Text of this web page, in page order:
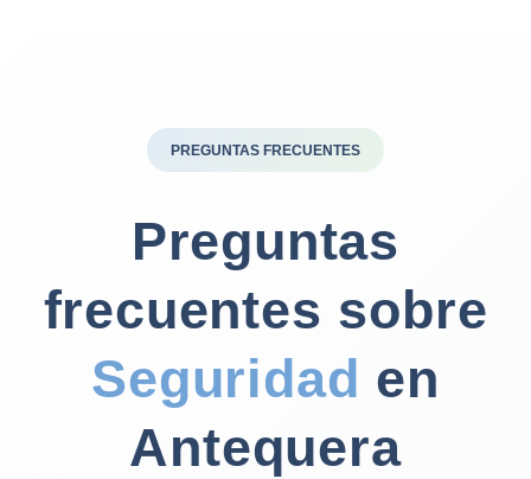
PREGUNTAS FRECUENTES
Preguntas
frecuentes sobre
Seguridad en
Antequera